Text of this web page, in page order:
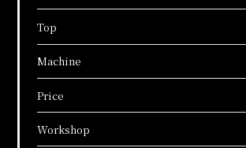
Top
Machine
Price
Workshop